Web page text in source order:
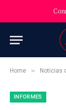
Home » Noticias
INFORMES